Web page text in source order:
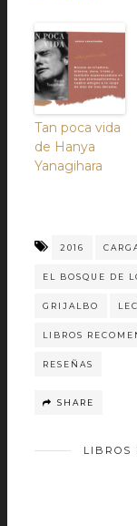
Tan poca vida
de Hanya
Yanagihara
2016
EL BOSQUE DE
GRIJALBO
LIBROS
RESEÑAS
SHARE
LIBROS